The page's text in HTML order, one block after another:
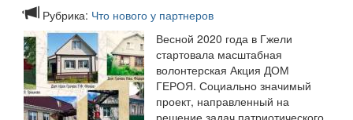
Рубрика: Что нового у партнеров
Весной 2020 года в Гжели
стартовала масштабная
волонтерская Акция ДОМ
ГЕРОЯ. Социально значимый
проект, направленный на